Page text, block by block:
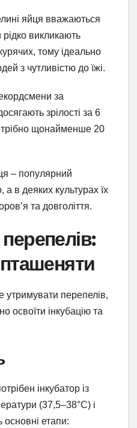
яйця вважаються
викликають
тому ідеально
з чутливістю до їжі.
за
зрілості за 6
щонайменше 20
– популярний
а в деяких культурах їх
та довголіття.
перепелів,
освоїти інкубацію та
інкубатор із
(37,5–38°C) і
основні етапи: